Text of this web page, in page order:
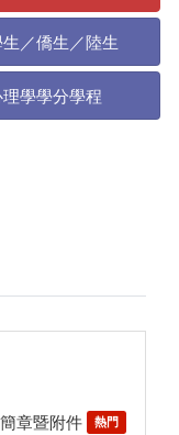
／僑生／陸生
學學分學程
章暨附件
熱門